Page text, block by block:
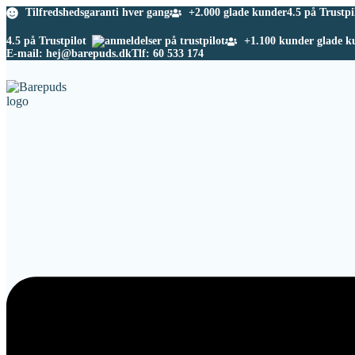
Tilfredshedsgaranti hver gang +2.000 glade kunder4.5 på
4.5 på Trustpilot
+1.100 kunder glade
E-mail: hej@barepuds.dkTlf: 60 533 174